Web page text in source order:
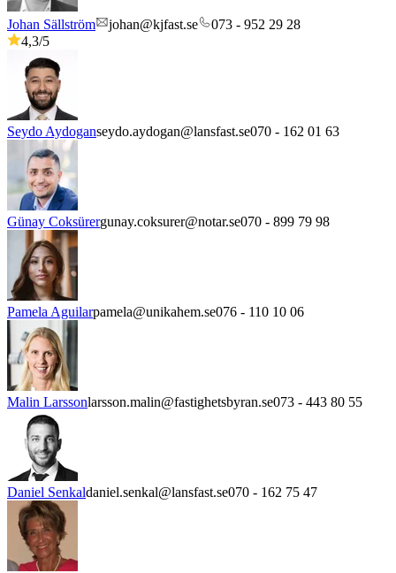
Johan Sällström johan@kjfast.se
073 - 952 29 28
4,3/5
Seydo Aydoganseydo.aydogan@lansfast.se070 - 162 01 63
Günay Coksürergunay.coksurer@notar.se070 - 899 79 98
Pamela Aguilarpamela@unikahem.se076 - 110 10 06
Malin Larssonlarsson.malin@fastighetsbyran.se073 - 443 80 55
Daniel Senkaldaniel.senkal@lansfast.se070 - 162 75 47